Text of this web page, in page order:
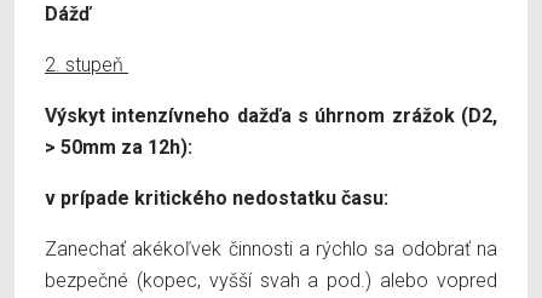
Dážď
2. stupeň
Výskyt intenzívneho dažďa s úhrnom zrážok (D2,
> 50mm za 12h):
v prípade kritického nedostatku času:
Zanechať akékoľvek činnosti a rýchlo sa odobrať na
bezpečné (kopec, vyšší svah a pod.) alebo vopred